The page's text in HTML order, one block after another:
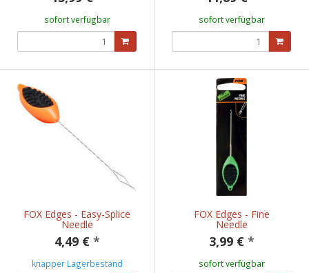
sofort verfügbar sofort verfügbar
FOX Edges - Easy-Splice
Needle
4,49 € *
knapper Lagerbestand
FOX Edges - Fine
Needle
3,99 € *
sofort verfügbar